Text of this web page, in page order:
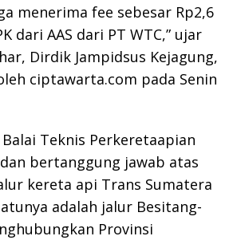
menerima fee sebesar Rp2,6
dari AAS dari PT WTC,” ujar
Dirdik Jampidsus Kejagung,
ciptawarta.com pada Senin
Teknis Perkeretaapian
bertanggung jawab atas
kereta api Trans Sumatera
adalah jalur Besitang-
Provinsi